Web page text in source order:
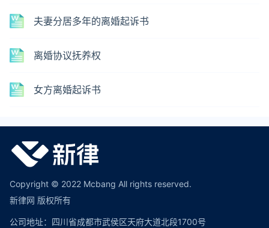
夫妻分居多年的离婚起诉书
离婚协议抚养权
女方离婚起诉书
Copyright © 2022 Mcbang All rights reserved.
新律网 版权所有
公司地址：四川省成都市武侯区天府大道北段1700号